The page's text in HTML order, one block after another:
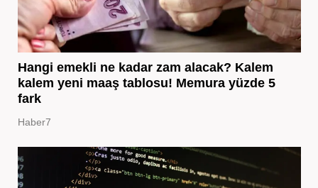
Hangi emekli ne kadar zam alacak? Kalem
kalem yeni maaş tablosu! Memura yüzde 5
fark
Haber7